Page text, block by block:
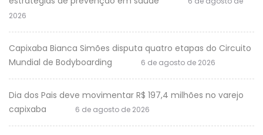
2026
Capixaba Bianca Simões disputa quatro etapas do Circuito
Mundial de Bodyboarding
6 de agosto de 2026
Dia dos Pais deve movimentar R$ 197,4 milhões no varejo
capixaba
6 de agosto de 2026